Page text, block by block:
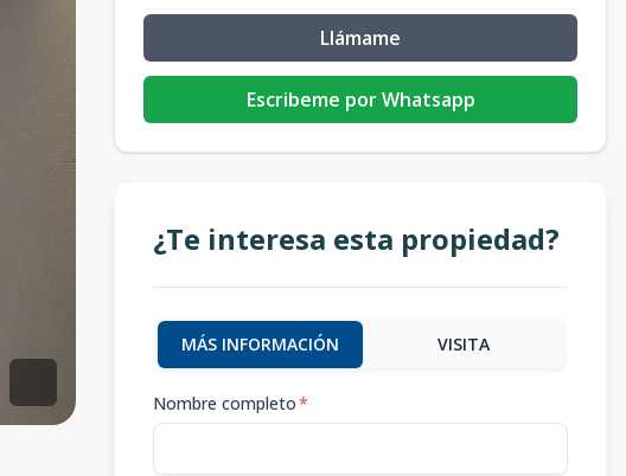
Llámame
Escribeme por Whatsapp
¿Te interesa esta propiedad?
MÁS INFORMACIÓN VISITA
Nombre completo*